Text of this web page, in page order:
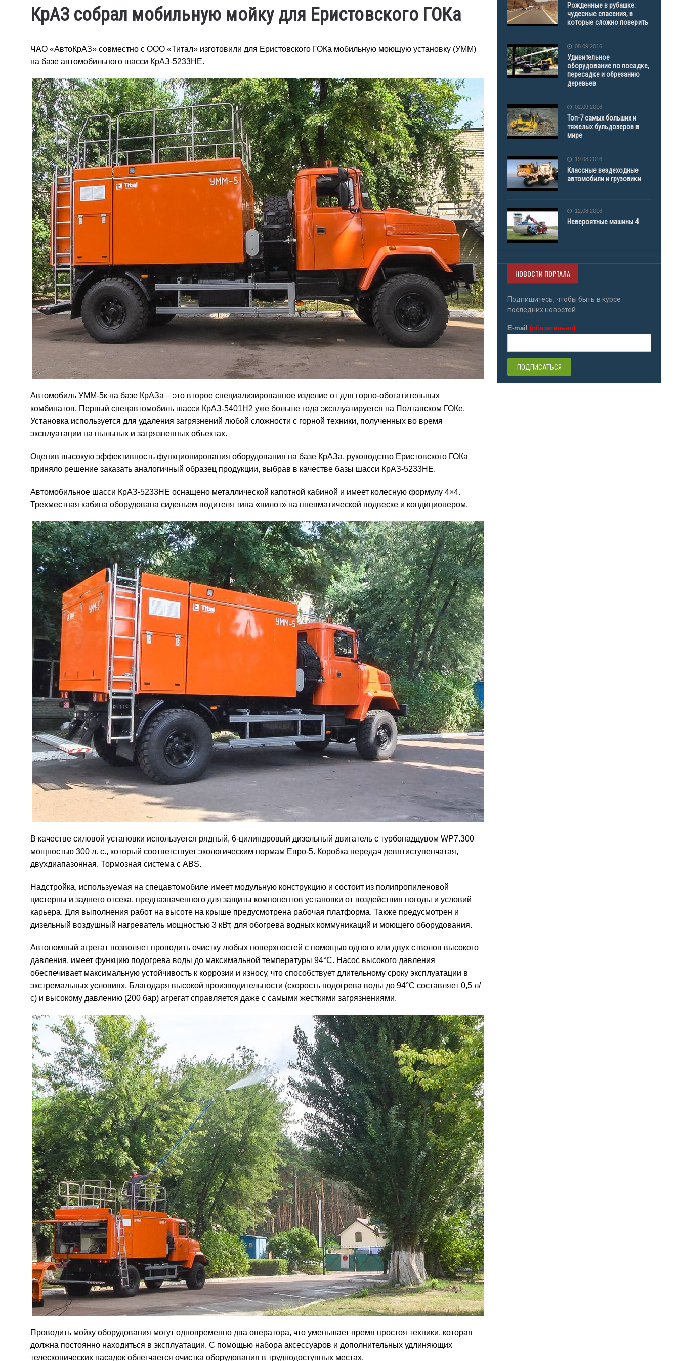
КрАЗ собрал мобильную мойку для Еристовского ГОКа
ЧАО «АвтоКрАЗ» совместно с ООО «Титал» изготовили для Еристовского ГОКа мобильную моющую установку (УММ)
на базе автомобильного шасси КрАЗ-5233НЕ.
Автомобиль УММ-5к на базе КрАЗа – это второе специализированное изделие от для горно-обогатительных
комбинатов. Первый спецавтомобиль шасси КрАЗ-5401Н2 уже больше года эксплуатируется на Полтавском ГОКе.
Установка используется для удаления загрязнений любой сложности с горной техники, полученных во время
эксплуатации на пыльных и загрязненных объектах.
Оценив высокую эффективность функционирования оборудования на базе КрАЗа, руководство Еристовского ГОКа
приняло решение заказать аналогичный образец продукции, выбрав в качестве базы шасси КрАЗ-5233НЕ.
Автомобильное шасси КрАЗ-5233НЕ оснащено металлической капотной кабиной и имеет колесную формулу 4×4.
Трехместная кабина оборудована сиденьем водителя типа «пилот» на пневматической подвеске и кондиционером.
В качестве силовой установки используется рядный, 6-цилиндровый дизельный двигатель с турбонаддувом WP7.300
мощностью 300 л. с., который соответствует экологическим нормам Евро-5. Коробка передач девятиступенчатая,
двухдиапазонная. Тормозная система с ABS.
Надстройка, используемая на спецавтомобиле имеет модульную конструкцию и состоит из полипропиленовой
цистерны и заднего отсека, предназначенного для защиты компонентов установки от воздействия погоды и условий
карьера. Для выполнения работ на высоте на крыше предусмотрена рабочая платформа. Также предусмотрен и
дизельный воздушный нагреватель мощностью 3 кВт, для обогрева водных коммуникаций и моющего оборудования.
Автономный агрегат позволяет проводить очистку любых поверхностей с помощью одного или двух стволов высокого
давления, имеет функцию подогрева воды до максимальной температуры 94°С. Насос высокого давления
обеспечивает максимальную устойчивость к коррозии и износу, что способствует длительному сроку эксплуатации в
экстремальных условиях. Благодаря высокой производительности (скорость подогрева воды до 94°С составляет 0,5 л/
с) и высокому давлению (200 бар) агрегат справляется даже с самыми жесткими загрязнениями.
Проводить мойку оборудования могут одновременно два оператора, что уменьшает время простоя техники, которая
должна постоянно находиться в эксплуатации. С помощью набора аксессуаров и дополнительных удлиняющих
телескопических насадок облегчается очистка оборудования в труднодоступных местах.
Рожденные в рубашке:
чудесные спасения, в
которые сложно поверить
08.09.2016
Удивительное
оборудование по посадке,
пересадке и обрезанию
деревьев
02.09.2016
Топ-7 самых больших и
тяжелых бульдозеров в
мире
19.08.2016
Классные вездеходные
автомобили и грузовики
12.08.2016
Невероятные машины 4
НОВОСТИ ПОРТАЛА
Подпишитесь, чтобы быть в курсе
последних новостей.
E-mail (обязательно)